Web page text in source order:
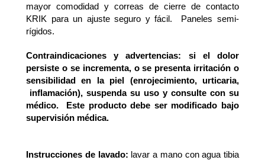
mayor comodidad y correas de cierre de contacto
KRIK para un ajuste seguro y fácil. Paneles semi-
rígidos.
Contraindicaciones y advertencias: si el dolor
persiste o se incrementa, o se presenta irritación o
sensibilidad en la piel (enrojecimiento, urticaria,
inflamación), suspenda su uso y consulte con su
médico. Este producto debe ser modificado bajo
supervisión médica.
Instrucciones de lavado: lavar a mano con agua tibia